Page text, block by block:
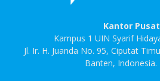
Kantor
Kampus 1 UIN Syarif
Jl. Ir. H. Juanda No. 95, Ciputat
Banten, Indonesia.